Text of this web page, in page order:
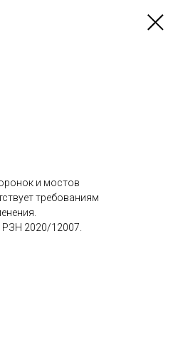
и мостов
требованиям
РЗН 2020/12007.